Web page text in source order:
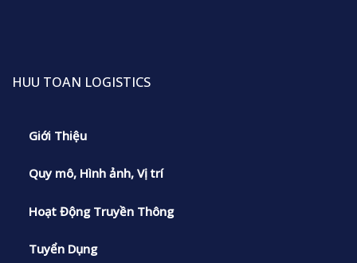
HUU TOAN LOGISTICS
Giới Thiệu
Quy mô, Hình ảnh, Vị trí
Hoạt Động Truyền Thông
Tuyển Dụng